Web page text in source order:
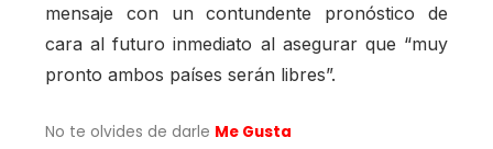
mensaje con un contundente pronóstico de
cara al futuro inmediato al asegurar que “muy
pronto ambos países serán libres”.
No te olvides de darle Me Gusta